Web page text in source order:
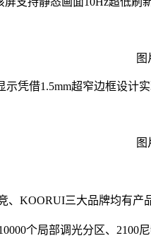
凭借1.5mm超窄边框设计
KOORUI三大品牌均有产
个局部调光分区、2100